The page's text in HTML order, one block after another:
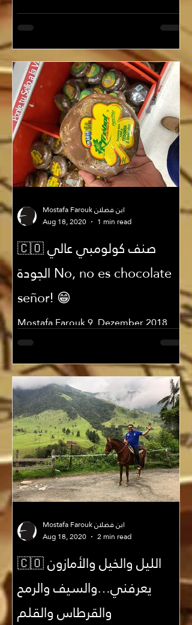
🇨🇴 صنف كولومبي عالي
الجودة No, no es chocolate
señor! 😁
Mostafa Farouk 9. Dezember 2018
🇨🇴 صنف كولومبي عالي الجودة No, no
es chocolate señor! رغم إني والحمد لله
دايماً بأعدي بسرعة وأنا راجع...
Mostafa Farouk ابن فضلان
Aug 18, 2020
1 min read
🇨🇴 الليل والخيل والأمازون
يعرفني…والسيف والرمح
والقرطاس والقلم
Mostafa Farouk ابن فضلان
Aug 18, 2020
2 min read